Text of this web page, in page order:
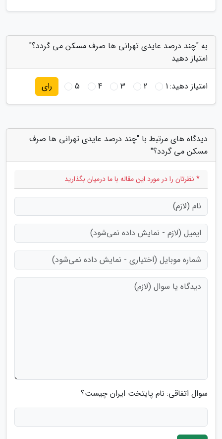
به "چند درصد عایدی تهرانی ها صرف مسکن می گردد؟"
امتیاز دهید
امتیاز دهید:1
2
3
4
5 رای
دیدگاه های مرتبط با "چند درصد عایدی تهرانی ها صرف
مسکن می گردد؟"
* نظرتان را در مورد این مقاله با ما درمیان بگذارید
سوال اتفاقی: نام پایتخت ایران چیست؟